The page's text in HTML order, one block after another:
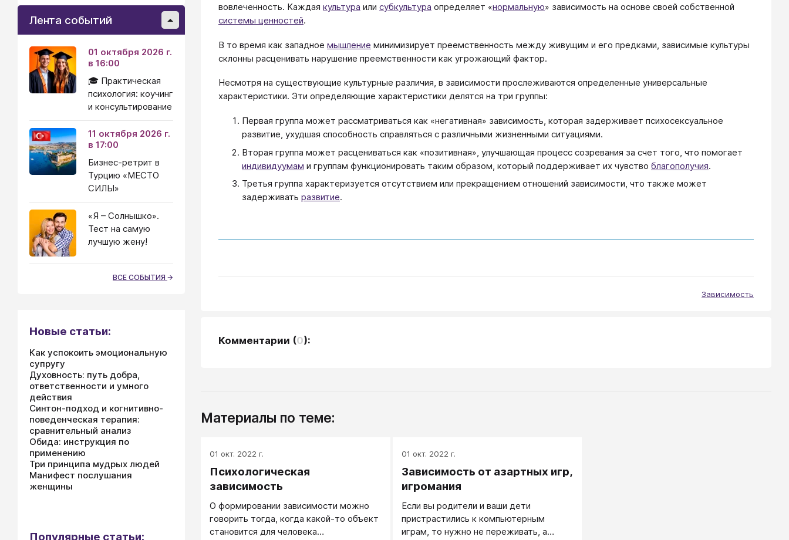
вовлеченность. Каждая культура или субкультура определяет «нормальную» зависимость на основе своей собственной
системы ценностей.
В то время как западное мышление минимизирует преемственность между живущим и его предками, зависимые культуры
склонны расценивать нарушение преемственности как угрожающий фактор.
Несмотря на существующие культурные различия, в зависимости прослеживаются определенные универсальные
характеристики. Эти определяющие характеристики делятся на три группы:
Первая группа может рассматриваться как «негативная» зависимость, которая задерживает психосексуальное
развитие, ухудшая способность справляться с различными жизненными ситуациями.
Вторая группа может расцениваться как «позитивная», улучшающая процесс созревания за счет того, что помогает
индивидуумам и группам функционировать таким образом, который поддерживает их чувство благополучия.
Третья группа характеризуется отсутствием или прекращением отношений зависимости, что также может
задерживать развитие.
Зависимость
Комментарии (0):
Материалы по теме:
01 окт. 2022 г.
Психологическая
зависимость
О формировании зависимости можно
говорить тогда, когда какой-то объект
становится для человека
01 окт. 2022 г.
Зависимость от азартных игр,
игромания
Если вы родители и ваши дети
пристрастились к компьютерным
играм, то нужно не переживать, а
Лента событий
01 октября 2026 г.
в 16:00
🎓 Практическая
психология: коучинг
и консультирование
11 октября 2026 г.
в 17:00
Бизнес-ретрит в
Турцию «МЕСТО
СИЛЫ»
«Я – Солнышко».
Тест на самую
лучшую жену!
ВСЕ СОБЫТИЯ
Новые статьи:
Как успокоить эмоциональную
супругу
Духовность: путь добра,
ответственности и умного
действия
Синтон-подход и когнитивно-
поведенческая терапия:
сравнительный анализ
Обида: инструкция по
применению
Три принципа мудрых людей
Манифест послушания
женщины
Популярные статьи: